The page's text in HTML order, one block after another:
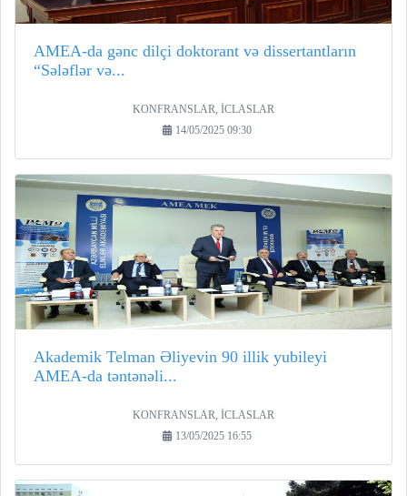
AMEA-da gənc dilçi doktorant və dissertantların
“Sələflər və...
KONFRANSLAR, İCLASLAR
14/05/2025 09:30
Akademik Telman Əliyevin 90 illik yubileyi
AMEA-da təntənəli...
KONFRANSLAR, İCLASLAR
13/05/2025 16:55